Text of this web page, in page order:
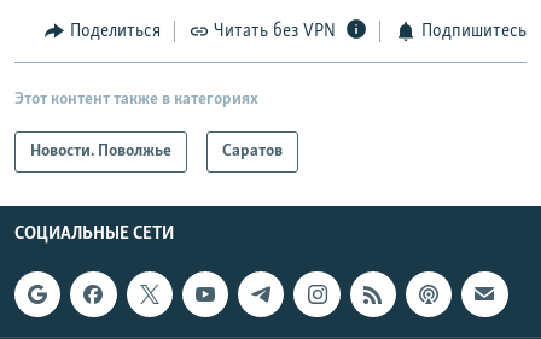
Поделиться Читать без VPN Подпишитесь
Этот контент также в категориях
Новости. Поволжье Саратов
СОЦИАЛЬНЫЕ СЕТИ